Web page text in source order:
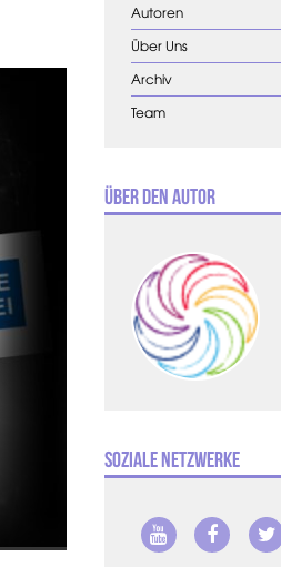
Autoren
Über Uns
Archiv
Team
Über den Autor
Soziale Netzwerke